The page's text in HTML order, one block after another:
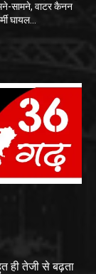
सामने, वाटर कैनन
घायल…
ही तेजी से बढ़ता